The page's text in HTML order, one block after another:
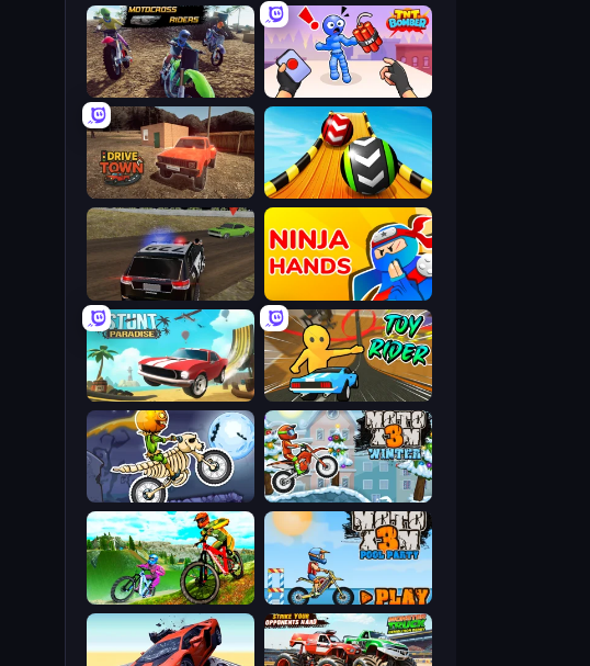
TNT Bomber
MotoCross Riders
Sky Balls 3D
DriveTown
Ninja Hands
POLICE Chase Simulator
Toy Rider
Stunt Paradise
Moto X3M 4 Winter
Moto X3M 6: Spooky Land
Moto X3M 5: Pool Party
MX Offroad Master